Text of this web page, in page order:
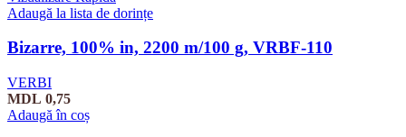
Adaugă la lista de dorințe
Bizarre, 100% in, 2200 m/100 g, VRBF-110
VERBI
MDL 0,75
Adaugă în coș